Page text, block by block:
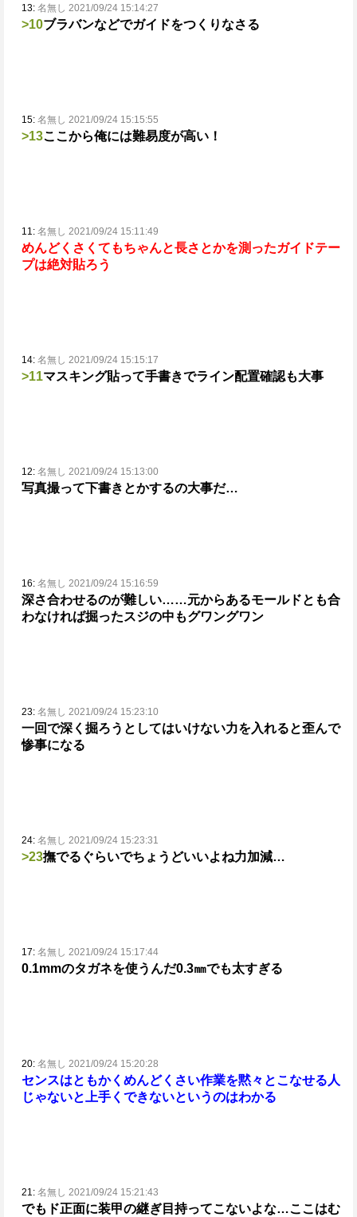
13: 名無し 2021/09/24 15:14:27
>10ブラバンなどでガイドをつくりなさる
15: 名無し 2021/09/24 15:15:55
>13ここから俺には難易度が高い！
11: 名無し 2021/09/24 15:11:49
めんどくさくてもちゃんと長さとかを測ったガイドテー
プは絶対貼ろう
14: 名無し 2021/09/24 15:15:17
>11マスキング貼って手書きでライン配置確認も大事
12: 名無し 2021/09/24 15:13:00
写真撮って下書きとかするの大事だ…
16: 名無し 2021/09/24 15:16:59
深さ合わせるのが難しい……元からあるモールドとも合
わなければ掘ったスジの中もグワングワン
23: 名無し 2021/09/24 15:23:10
一回で深く掘ろうとしてはいけない力を入れると歪んで
惨事になる
24: 名無し 2021/09/24 15:23:31
>23撫でるぐらいでちょうどいいよね力加減…
17: 名無し 2021/09/24 15:17:44
0.1mmのタガネを使うんだ0.3㎜でも太すぎる
20: 名無し 2021/09/24 15:20:28
センスはともかくめんどくさい作業を黙々とこなせる人
じゃないと上手くできないというのはわかる
21: 名無し 2021/09/24 15:21:43
でもド正面に装甲の継ぎ目持ってこないよな…ここはむ